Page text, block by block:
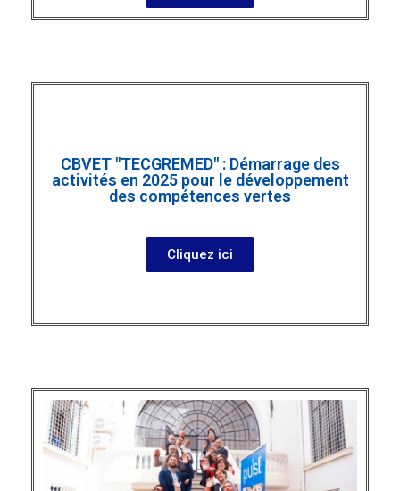
CBVET "TECGREMED" : Démarrage des
activités en 2025 pour le développement
des compétences vertes
Cliquez ici